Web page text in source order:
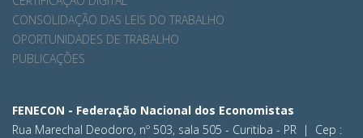
CONSOLIDAÇÃO DAS LEIS DO TRABALHO
OPORTUNIDADES DE TRABALHO
PUBLICAÇÕES
FENECON - Federação Nacional dos Economistas
Rua Marechal Deodoro, nº 503, sala 505 - Curitiba - PR | Cep :